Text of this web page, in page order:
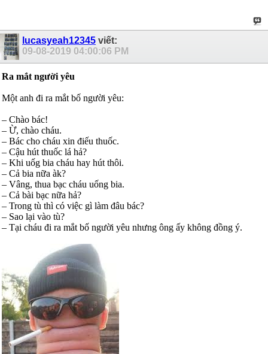
lucasyeah12345 viết:
09-08-2019 04:00:06 PM
Ra mắt người yêu
Một anh đi ra mắt bố người yêu:
– Chào bác!
– Ừ, chào cháu.
– Bác cho cháu xin điếu thuốc.
– Cậu hút thuốc lá hả?
– Khi uốg bia cháu hay hút thôi.
– Cả bia nữa àk?
– Vâng, thua bạc cháu uống bia.
– Cả bài bạc nữa hả?
– Trong tù thì có việc gì làm đâu bác?
– Sao lại vào tù?
– Tại cháu đi ra mắt bố người yêu nhưng ông ấy không đồng ý.